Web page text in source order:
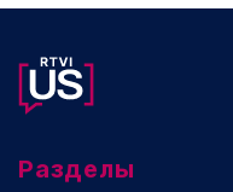
Разделы